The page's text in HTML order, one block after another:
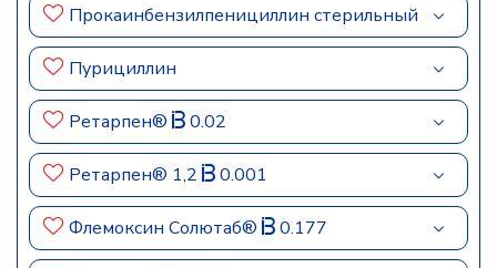
Прокаинбензилпенициллин стерильный
Пурициллин
Ретарпен® 0.02
Ретарпен® 1,2 0.001
Флемоксин Солютаб® 0.177